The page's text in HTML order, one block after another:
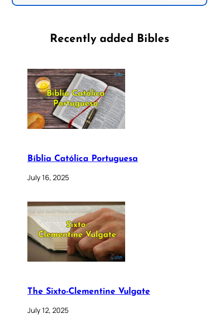
Recently added Bibles
Bíblia Católica Portuguesa
July 16, 2025
The Sixto-Clementine Vulgate
July 12, 2025